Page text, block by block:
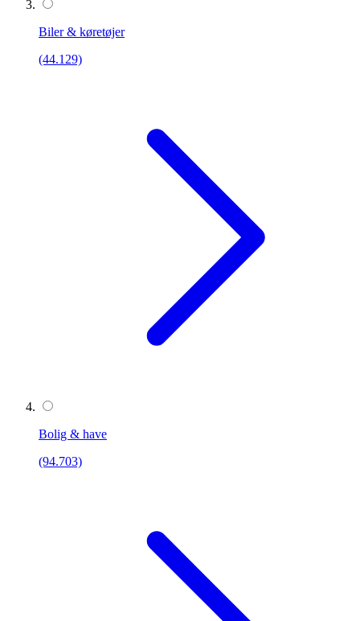
Biler & køretøjer
(44.129)
Bolig & have
(94.703)